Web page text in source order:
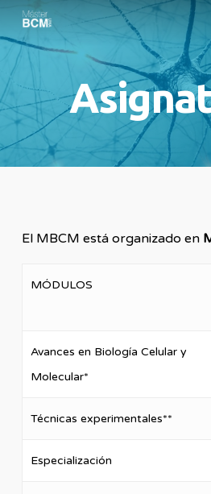
Skip
to
main
content
El MBCM está organizado en
MÓDULOS
Avances en Biología Celular y
Molecular*
Técnicas experimentales**
Especialización